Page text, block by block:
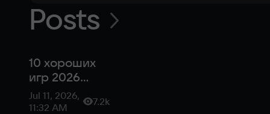
Posts
10 хороших
игр 2026
года,
которые вы
Jul 11, 2026,
11:32 AM
7.2k